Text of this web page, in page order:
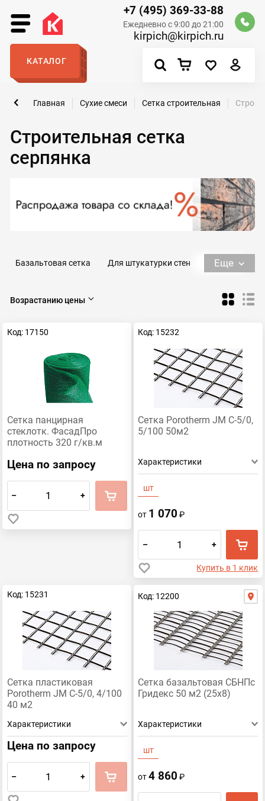
+7 (495) 369-33-88
Ежедневно с 9:00 до 21:00
kirpich@kirpich.ru
КАТАЛОГ
Строительная сетка
серпянка
Главная Сухие смеси Сетка строительная
Базальтовая сетка
Для штукатурки стен
Еще
Возрастанию цены
Код: 17150
Сетка панцирная
стеклотк. ФасадПро
плотность 320 г/кв.м
Цена по запросу
– +
Код: 15232
Сетка Porotherm JM C-5/0,
5/100 50м2
Характеристики
шт
от 1 070 ₽
– +
Купить в 1 клик
Код: 15231
Сетка пластиковая
Porotherm JM C-5/0, 4/100
40 м2
Характеристики
Цена по запросу
– +
Код: 12200
Сетка базальтовая СБНПс
Гридекс 50 м2 (25х8)
Характеристики
шт
от4 860 ₽